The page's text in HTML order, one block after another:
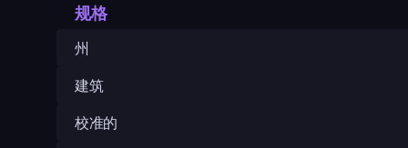
规格
州
建筑
校准的